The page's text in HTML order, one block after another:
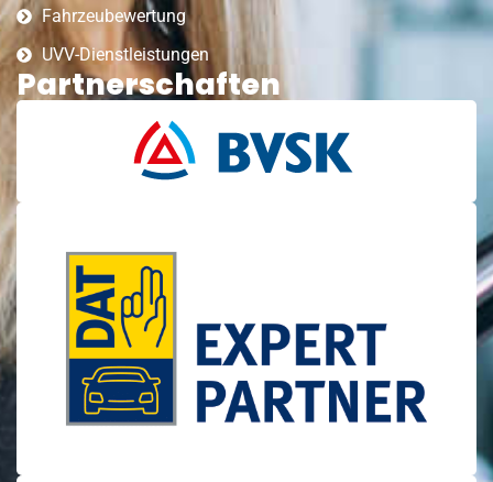
Fahrzeubewertung
UVV-Dienstleistungen
Partnerschaften